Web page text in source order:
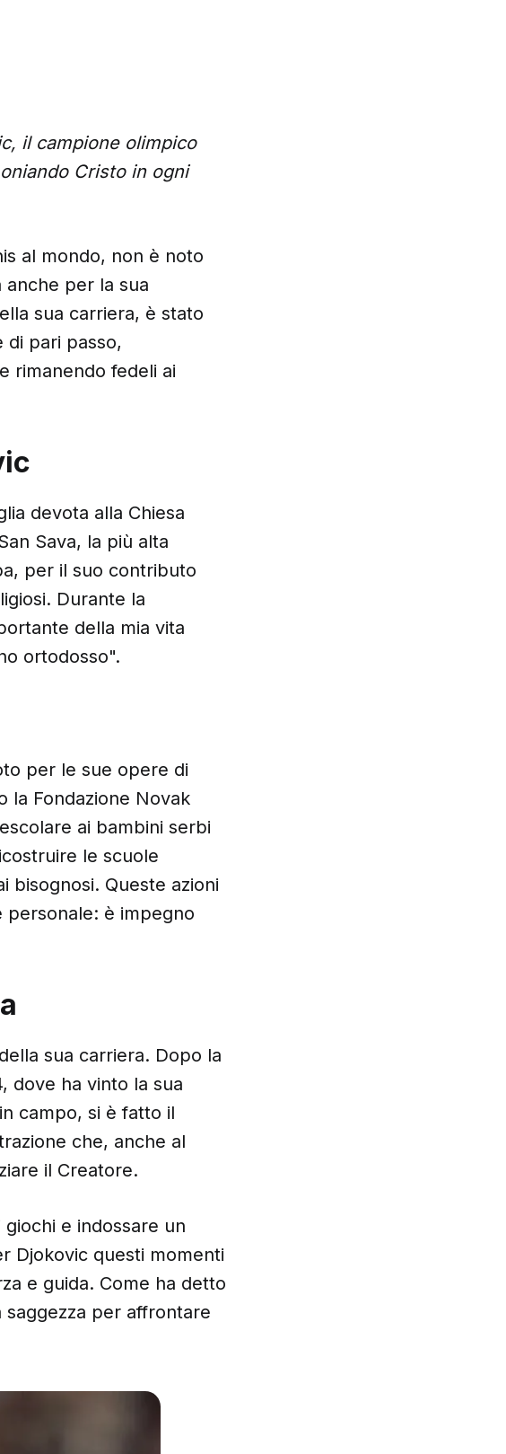
il campione olimpico
Cristo in ogni
al mondo, non è noto
per la sua
sua carriera, è stato
di pari passo,
rimanendo fedeli ai
devota alla Chiesa
Sava, la più alta
per il suo contributo
Durante la
della mia vita
ortodosso".
per le sue opere di
la Fondazione Novak
ai bambini serbi
le scuole
bisognosi. Queste azioni
personale: è impegno
sua carriera. Dopo la
dove ha vinto la sua
campo, si è fatto il
che, anche al
il Creatore.
e indossare un
Djokovic questi momenti
e guida. Come ha detto
per affrontare